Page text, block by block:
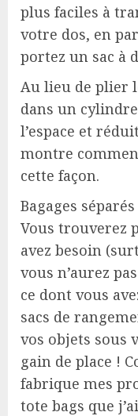
plus faciles à
votre dos, en
portez un sac à
Au lieu de plier
dans un
l’espace et
montre
cette façon.
Bagages
Vous trouverez
avez besoin
vous n’aurez
ce dont vous
sacs de
vos objets sous
gain de place !
fabrique mes
tote bags que